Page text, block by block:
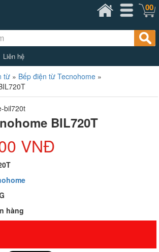
Liên hệ
00
từ » Bếp điện từ Tecnohome »
BIL720T
VNĐ
hàng